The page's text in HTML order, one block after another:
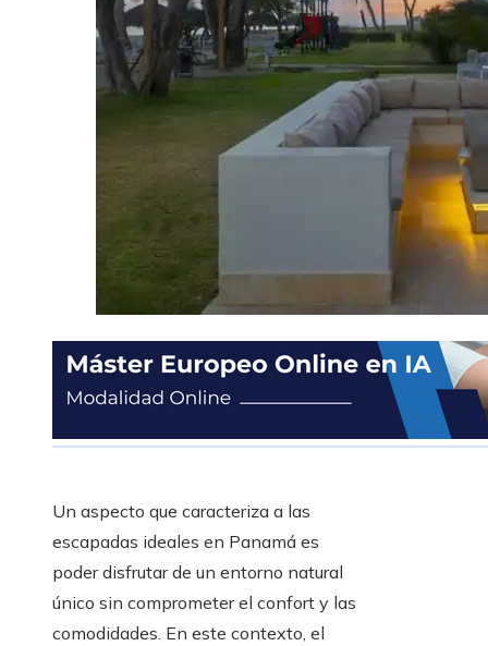
Un aspecto que caracteriza a las
escapadas ideales en Panamá es
poder disfrutar de un entorno natural
único sin comprometer el confort y las
comodidades. En este contexto, el